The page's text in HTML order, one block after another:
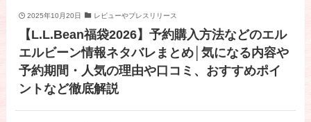
2025年10月20日 レビューやプレスリリース
【L.L.Bean福袋2026】予約購入方法などのエル
エルビーン情報ネタバレまとめ│気になる内容や
予約期間・人気の理由や口コミ、おすすめポイ
ントなど徹底解説